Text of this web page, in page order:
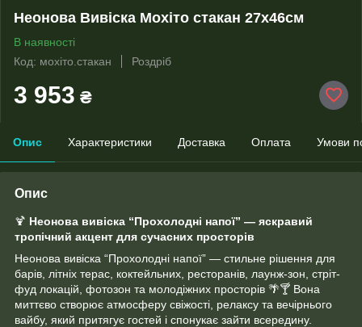
Неонова Вивіска Мохіто стакан 27х46см
В наявності
Код: мохіто.стакан
Роздріб
3 953 ₴
Опис Характеристики Доставка Оплата Умови
Опис
🍹 Неонова вивіска “Прохолодні напої” — яскравий
тропічний акцент для сучасних просторів
Неонова вивіска “Прохолодні напої” — стильне рішення для
барів, літніх терас, коктейльних, ресторанів, лаунж-зон, стріт-
фуд локацій, фотозон та молодіжних просторів 🌴🍸 Вона
миттєво створює атмосферу свіжості, релаксу та вечірнього
вайбу, який притягує гостей і спонукає зайти всередину.